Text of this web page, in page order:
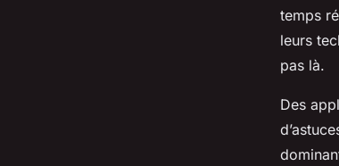
temps
leurs
pas là.
Des